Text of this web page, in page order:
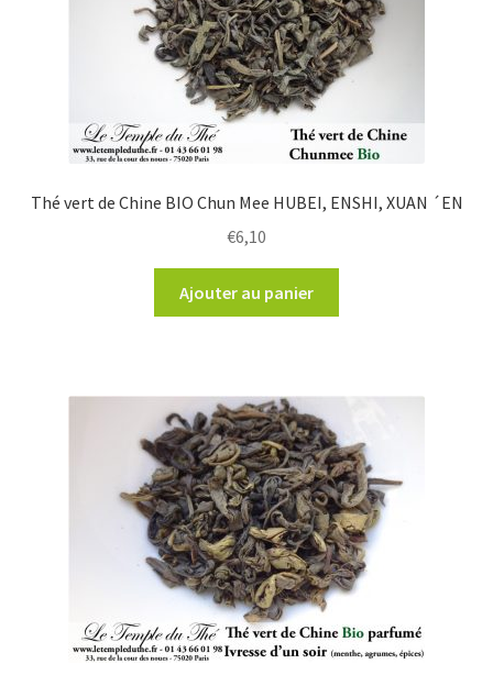
Thé vert de Chine BIO Chun Mee HUBEI, ENSHI, XUAN ´EN
€6,10
Ajouter au panier